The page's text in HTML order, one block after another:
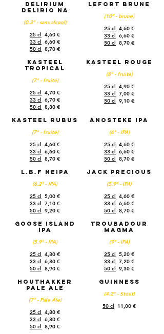
Delirium
Delirio Na
(0.3° - sans alcool)
25 cl 4,60 €
33 cl 6,60 €
50 cl 8,70 €
Lefort Brune
(10° - brune)
25 cl 4,60 €
33 cl 6,60 €
50 cl 8,70 €
Kasteel
tropical
(7° - fruité)
25 cl 4,70 €
33 cl 6,70 €
50 cl 8,80 €
Kasteel rouge
(8° - fruité)
25 cl 4,90 €
33 cl 7,00 €
50 cl 9,10 €
Kasteel Rubus
(7° - fruité)
25 cl 4,60 €
33 cl 6,60 €
50 cl 8,70 €
Anosteke IPA
(6° - IPA)
25 cl 4,60 €
33 cl 6,60 €
50 cl 8,70 €
L.B.F NEIPA
(6.2° - IPA)
25 cl 5,00 €
33 cl 7,10 €
50 cl 9,20 €
Jack Precious
(5.9° - IPA)
25 cl 4,60 €
33 cl 6,60 €
50 cl 8,70 €
Goose island
IPA
(5.9° - IPA)
25 cl 4,80 €
33 cl 6,80 €
50 cl 8,90 €
Troubadour
magma
(9° - IPA)
25 cl 5,20 €
33 cl 7,20 €
50 cl 9,30 €
Houthakker
Pale Ale
(7° - Pale Ale)
25 cl 4,80 €
33 cl 6,80 €
50 cl 8,90 €
Guinness
(4.2° - Stout)
50 cl 11,00 €